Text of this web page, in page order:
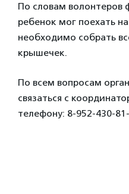
По словам волонтеров
ребенок мог поехать
необходимо собрать
крышечек.
По всем вопросам
связаться с
телефону: 8-952-430-